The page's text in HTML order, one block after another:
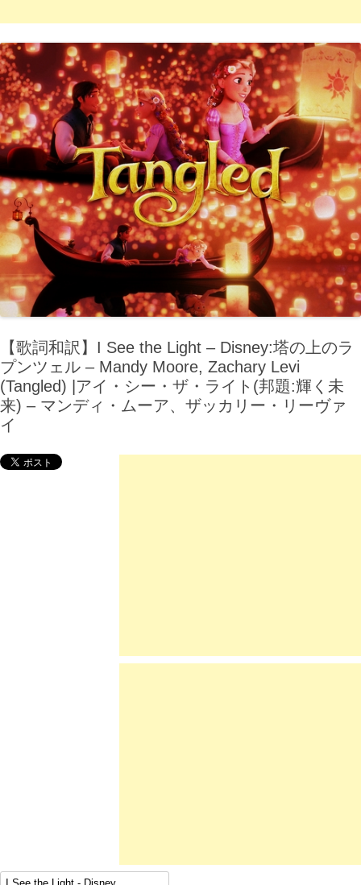
【歌詞和訳】I See the Light – Disney:塔の上のラ
プンツェル – Mandy Moore, Zachary Levi
(Tangled) |アイ・シー・ザ・ライト(邦題:輝く未
来) – マンディ・ムーア、ザッカリー・リーヴァ
イ